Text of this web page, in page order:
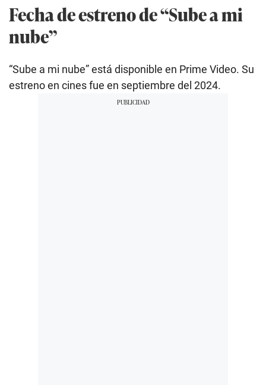
Fecha de estreno de “Sube a mi
nube”
“Sube a mi nube” está disponible en Prime Video. Su
estreno en cines fue en septiembre del 2024.